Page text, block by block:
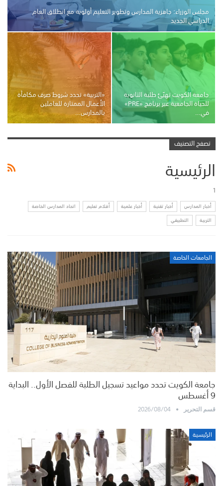
مجلس الوزراء: جاهزية المدارس وتطوير التعليم أولوية مع انطلاق العام
الدراسي الجديد
جامعة الكويت تهيّئ طلبة الثانوية
للحياة الجامعية عبر برنامج «PRE»
في…
«التربية» تحدد شروط صرف مكافأة
الأعمال الممتازة للعاملين
بالمدارس…
تصفح التصنيف
الرئيسية
1
أخبار المدارس أخبار تقنية أخبار علمية أقلام تعليم
اتحاد المدارس الخاصة
التربية
التطبيقي
الجامعات الخاصة
جامعة الكويت تحدد مواعيد تسجيل الطلبة للفصل الأول.. البداية
9 أغسطس
قسم التحرير
2026/08/04
الرئيسية